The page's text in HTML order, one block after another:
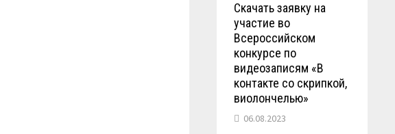
Скачать заявку на
участие во
Всероссийском
конкурсе по
видеозаписям «В
контакте со скрипкой,
виолончелью»
06.08.2023